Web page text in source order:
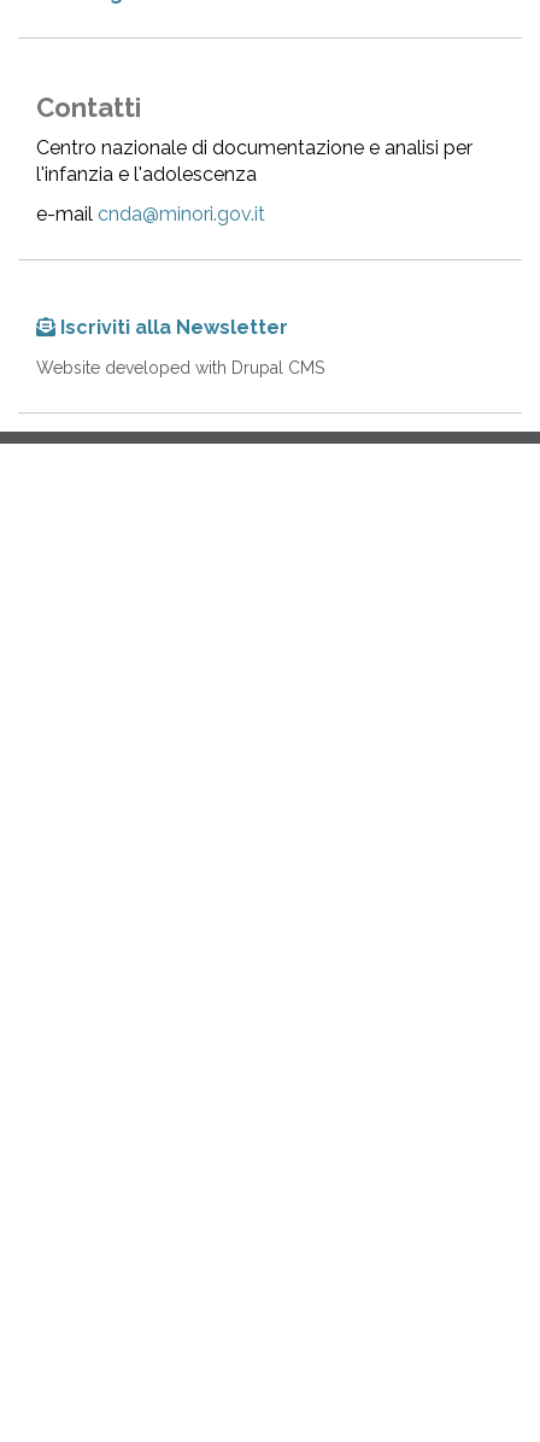
Contatti
Centro nazionale di documentazione e analisi per
l'infanzia e l'adolescenza
e-mail cnda@minori.gov.it
Iscriviti alla Newsletter
Website developed with Drupal CMS